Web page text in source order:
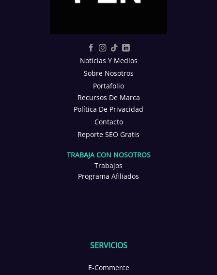
Noticias Y Medios
Sobre Nosotros
Portafolio
Recursos De Marca
Política De Privacidad
Contacto
Reporte SEO Gratis
TRABAJA CON NOSOTROS
Trabajos
Programa Afiliados
SERVICIOS
E-Commerce